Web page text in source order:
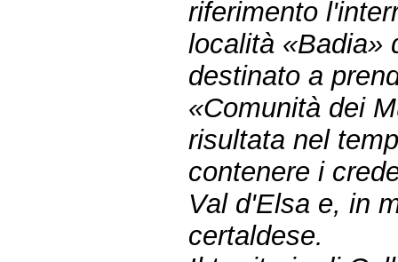
riferimento
località «Badia»
destinato a
«Comunità dei
risultata nel
contenere i
Val d'Elsa e, in
certaldese.